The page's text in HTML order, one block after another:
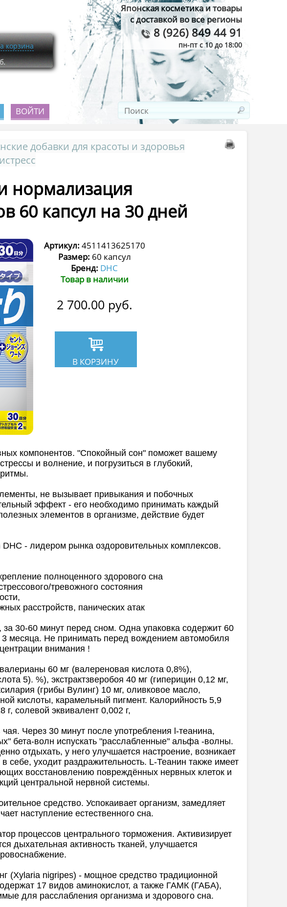
Японская косметика и товары
с доставкой во все регионы
8 (926) 849 44 91
пн-пт с 10 до 18:00
корзина
ВОЙТИ
добавки для красоты и здоровья
нормализация
60 капсул на 30 дней
Артикул: 4511413625170
Размер: 60 капсул
Бренд: DHC
Товар в наличии
2 700.00 руб.
В КОРЗИНУ
компонентов. "Спокойный сон" поможет вашему
и волнение, и погрузиться в глубокий,
не вызывает привыкания и побочных
эффект - его необходимо принимать каждый
элементов в организме, действие будет
- лидером рынка оздоровительных комплексов.
полноценного здорового сна
тревожного состояния
расстройств, панических атак
за 30-60 минут перед сном. Одна упаковка содержит 60
месяца. Не принимать перед вождением автомобиля
внимания !
валерианы 60 мг (валереновая кислота 0,8%),
5). %), экстрактзверобоя 40 мг (гиперицин 0,12 мг,
(грибы Вулинг) 10 мг, оливковое масло,
кислоты, карамельный пигмент. Калорийность 5,9
г, солевой эквивалент 0,002 г,
Через 30 минут после употребления l-теанина,
бета-волн испускать "расслабленные" альфа -волны.
отдыхать, у него улучшается настроение, возникает
себе, уходит раздражительность. L-Теанин также имеет
восстановлению повреждённых нервных клеток и
центральной нервной системы.
средство. Успокаивает организм, замедляет
наступление естественного сна.
процессов центрального торможения. Активизирует
дыхательная активность тканей, улучшается
(Xylaria nigripes) - мощное средство традиционной
17 видов аминокислот, а также ГАМК (ГАБА),
для расслабления организма и здорового сна.